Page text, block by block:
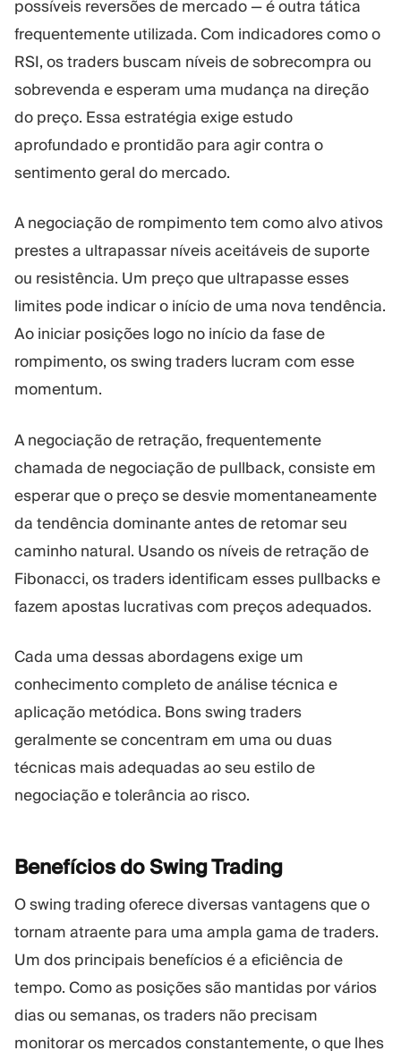
possíveis reversões de mercado — é outra tática
frequentemente utilizada. Com indicadores como o
RSI, os traders buscam níveis de sobrecompra ou
sobrevenda e esperam uma mudança na direção
do preço. Essa estratégia exige estudo
aprofundado e prontidão para agir contra o
sentimento geral do mercado.
A negociação de rompimento tem como alvo ativos
prestes a ultrapassar níveis aceitáveis de suporte
ou resistência. Um preço que ultrapasse esses
limites pode indicar o início de uma nova tendência.
Ao iniciar posições logo no início da fase de
rompimento, os swing traders lucram com esse
momentum.
A negociação de retração, frequentemente
chamada de negociação de pullback, consiste em
esperar que o preço se desvie momentaneamente
da tendência dominante antes de retomar seu
caminho natural. Usando os níveis de retração de
Fibonacci, os traders identificam esses pullbacks e
fazem apostas lucrativas com preços adequados.
Cada uma dessas abordagens exige um
conhecimento completo de análise técnica e
aplicação metódica. Bons swing traders
geralmente se concentram em uma ou duas
técnicas mais adequadas ao seu estilo de
negociação e tolerância ao risco.
Benefícios do SwingTrading
O swing trading oferece diversas vantagens que o
tornam atraente para uma ampla gama de traders.
Um dos principais benefícios é a eficiência de
tempo. Como as posições são mantidas por vários
dias ou semanas, os traders não precisam
monitorar os mercados constantemente, o que lhes